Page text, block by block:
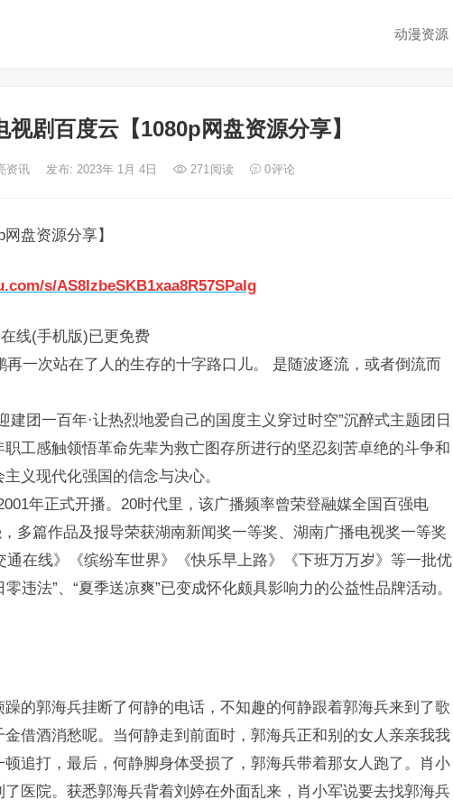
动漫资源
视剧百度云【1080p网盘资源分享】
资讯 发布: 2023年 1月 4日 271阅读 0评论
盘资源分享】
s/AS8IzbeSKB1xaa8R57SPalg
线(手机版)已更免费
再一次站在了人的生存的十字路口儿。 是随波逐流，或者倒流而
建团一百年·让热烈地爱自己的国度主义穿过时空”沉醉式主题团日
工感触领悟革命先辈为救亡图存所进行的坚忍刻苦卓绝的斗争和
义现代化强国的信念与决心。
年正式开播。20时代里，该广播频率曾荣登融媒全国百强电
多篇作品及报导荣获湖南新闻奖一等奖、湖南广播电视奖一等奖
通在线》《缤纷车世界》《快乐早上路》《下班万万岁》等一批优
零违法”、“夏季送凉爽”已变成怀化颇具影响力的公益性品牌活动。
的郭海兵挂断了何静的电话，不知趣的何静跟着郭海兵来到了歌
借酒消愁呢。当何静走到前面时，郭海兵正和别的女人亲亲我我
追打，最后，何静脚身体受损了，郭海兵带着那女人跑了。肖小
医院。获悉郭海兵背着刘婷在外面乱来，肖小军说要去找郭海兵